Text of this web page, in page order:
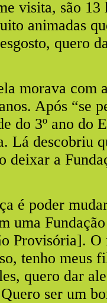
visita, são 13
animadas
quero
morava com
Após “se
do 3º ano do
Lá descobriu
deixar a
é poder
uma
Provisória].
tenho meus
quero dar
ser um